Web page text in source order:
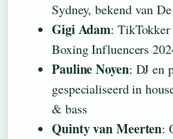
Sydney, bekend van
Gigi Adam:
Boxing Influencers
Pauline Noyen: DJ en
gespecialiseerd in
& bass
Quinty van Meerten: